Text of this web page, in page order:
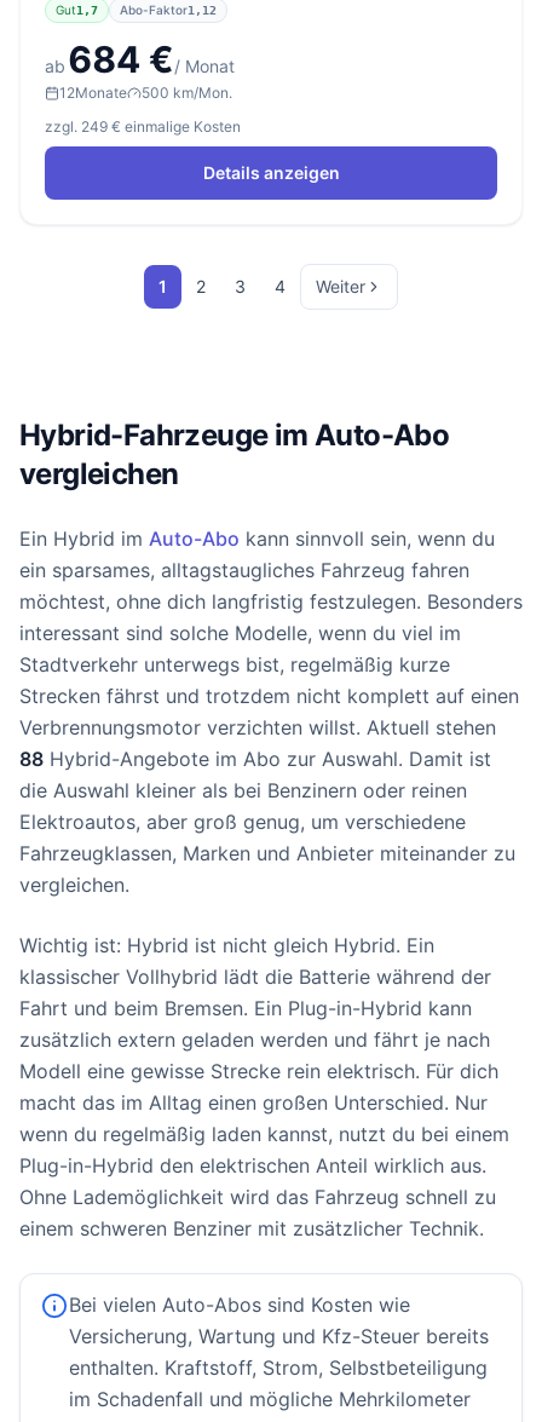
Gut1,7 Abo-Faktor1,12
ab 684 €/ Monat
12Monate
500 km/Mon.
zzgl. 249 € einmalige Kosten
Details anzeigen
1 2 3 4 Weiter
Hybrid-Fahrzeuge im Auto-Abo
vergleichen
Ein Hybrid im Auto-Abo kann sinnvoll sein, wenn du
ein sparsames, alltagstaugliches Fahrzeug fahren
möchtest, ohne dich langfristig festzulegen. Besonders
interessant sind solche Modelle, wenn du viel im
Stadtverkehr unterwegs bist, regelmäßig kurze
Strecken fährst und trotzdem nicht komplett auf einen
Verbrennungsmotor verzichten willst. Aktuell stehen
88 Hybrid-Angebote im Abo zur Auswahl. Damit ist
die Auswahl kleiner als bei Benzinern oder reinen
Elektroautos, aber groß genug, um verschiedene
Fahrzeugklassen, Marken und Anbieter miteinander zu
vergleichen.
Wichtig ist: Hybrid ist nicht gleich Hybrid. Ein
klassischer Vollhybrid lädt die Batterie während der
Fahrt und beim Bremsen. Ein Plug-in-Hybrid kann
zusätzlich extern geladen werden und fährt je nach
Modell eine gewisse Strecke rein elektrisch. Für dich
macht das im Alltag einen großen Unterschied. Nur
wenn du regelmäßig laden kannst, nutzt du bei einem
Plug-in-Hybrid den elektrischen Anteil wirklich aus.
Ohne Lademöglichkeit wird das Fahrzeug schnell zu
einem schweren Benziner mit zusätzlicher Technik.
Bei vielen Auto-Abos sind Kosten wie
Versicherung, Wartung und Kfz-Steuer bereits
enthalten. Kraftstoff, Strom, Selbstbeteiligung
im Schadenfall und mögliche Mehrkilometer